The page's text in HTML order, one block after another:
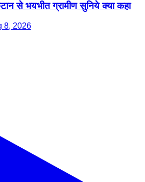
से भयभीत ग्रामीण सुनिये क्या कहा
8, 2026